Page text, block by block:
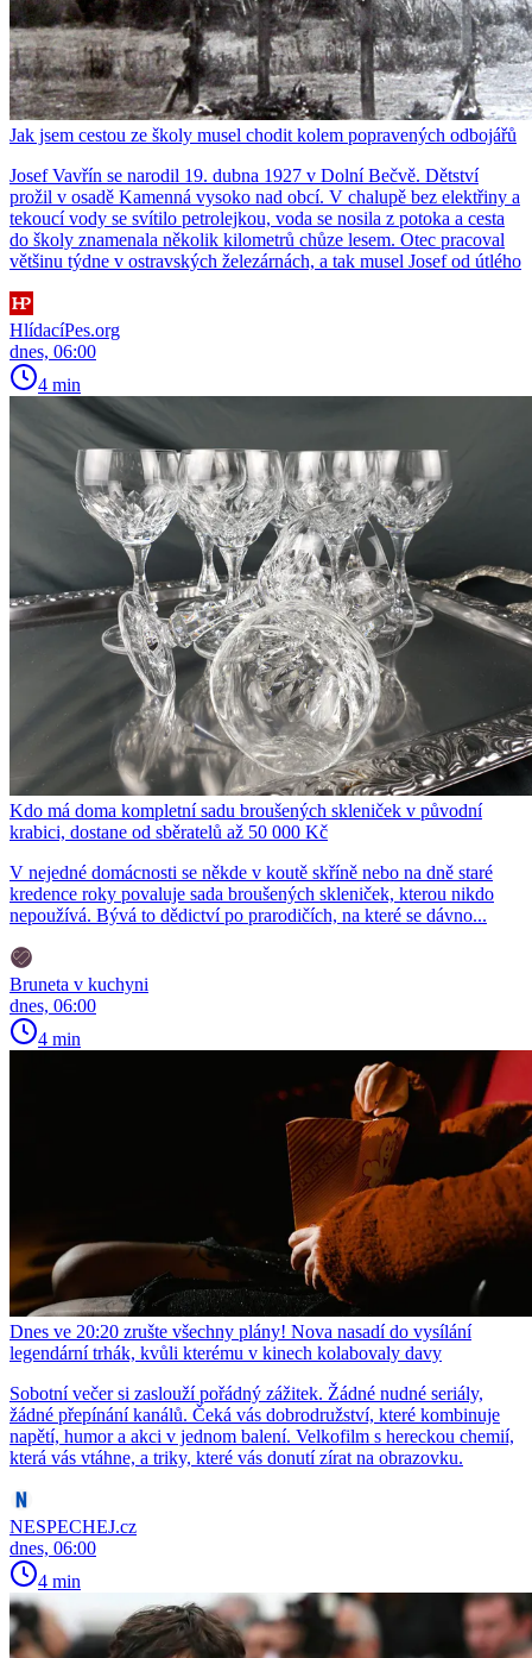
Jak jsem cestou ze školy musel chodit kolem popravených odbojářů
Josef Vavřín se narodil 19. dubna 1927 v Dolní Bečvě. Dětství
prožil v osadě Kamenná vysoko nad obcí. V chalupě bez elektřiny a
tekoucí vody se svítilo petrolejkou, voda se nosila z potoka a cesta
do školy znamenala několik kilometrů chůze lesem. Otec pracoval
většinu týdne v ostravských železárnách, a tak musel Josef od útlého
HlídacíPes.org
dnes, 06:00
4 min
Kdo má doma kompletní sadu broušených skleniček v původní
krabici, dostane od sběratelů až 50 000 Kč
V nejedné domácnosti se někde v koutě skříně nebo na dně staré
kredence roky povaluje sada broušených skleniček, kterou nikdo
nepoužívá. Bývá to dědictví po prarodičích, na které se dávno...
Bruneta v kuchyni
dnes, 06:00
4 min
Dnes ve 20:20 zrušte všechny plány! Nova nasadí do vysílání
legendární trhák, kvůli kterému v kinech kolabovaly davy
Sobotní večer si zaslouží pořádný zážitek. Žádné nudné seriály,
žádné přepínání kanálů. Čeká vás dobrodružství, které kombinuje
napětí, humor a akci v jednom balení. Velkofilm s hereckou chemií,
která vás vtáhne, a triky, které vás donutí zírat na obrazovku.
NESPECHEJ.cz
dnes, 06:00
4 min